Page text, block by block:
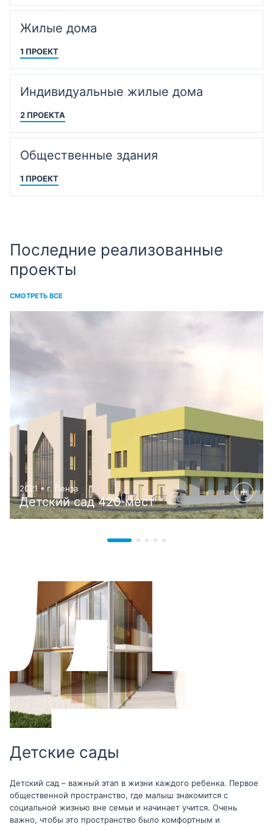
Жилые дома
1 ПРОЕКТ
Индивидуальные жилые дома
2 ПРОЕКТА
Общественные здания
1 ПРОЕКТ
Последние реализованные
проекты
СМОТРЕТЬ ВСЕ
2021 • г. Пенза
Детский сад 420 мест
Детские сады
Детский сад – важный этап в жизни каждого ребенка. Первое
общественной пространство, где малыш знакомится с
социальной жизнью вне семьи и начинает учится. Очень
важно, чтобы это пространство было комфортным и